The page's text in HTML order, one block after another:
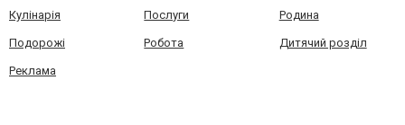
Кулінарія Послуги Родина
Подорожі Робота Дитячий розділ
Реклама